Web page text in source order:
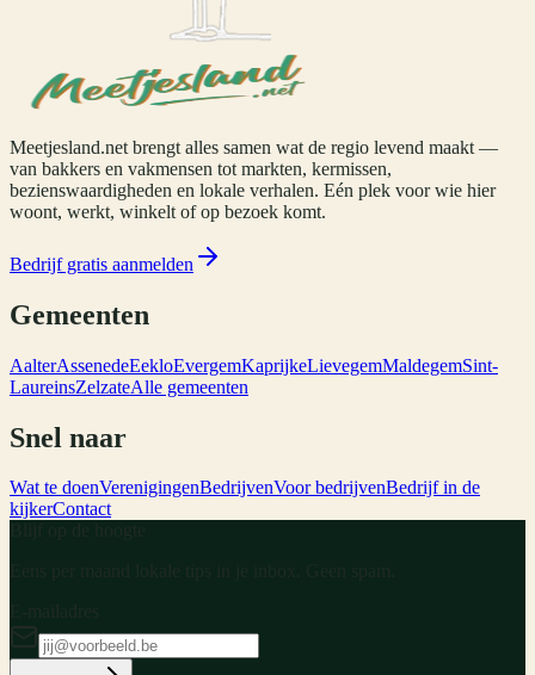
Meetjesland.net brengt alles samen wat de regio levend maakt —
van bakkers en vakmensen tot markten, kermissen,
bezienswaardigheden en lokale verhalen. Eén plek voor wie hier
woont, werkt, winkelt of op bezoek komt.
Bedrijf gratis aanmelden
Gemeenten
AalterAssenedeEekloEvergemKaprijkeLievegemMaldegemSint-
LaureinsZelzateAlle gemeenten
Snel naar
Wat te doenVerenigingenBedrijvenVoor bedrijvenBedrijf in de
kijkerContact